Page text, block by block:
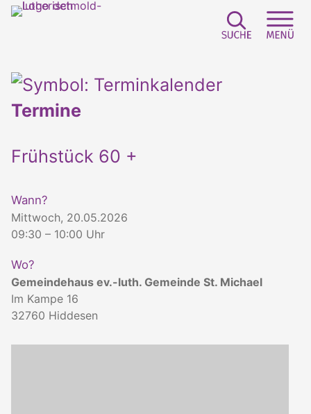
Termine
Frühstück 60 +
Wann?
Mittwoch, 20.05.2026
09:30 – 10:00 Uhr
Wo?
Gemeindehaus ev.-luth. Gemeinde St. Michael
Im Kampe 16
32760 Hiddesen